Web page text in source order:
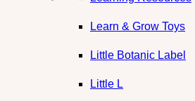
Learn & Grow Toys
Little Botanic Label
Little L